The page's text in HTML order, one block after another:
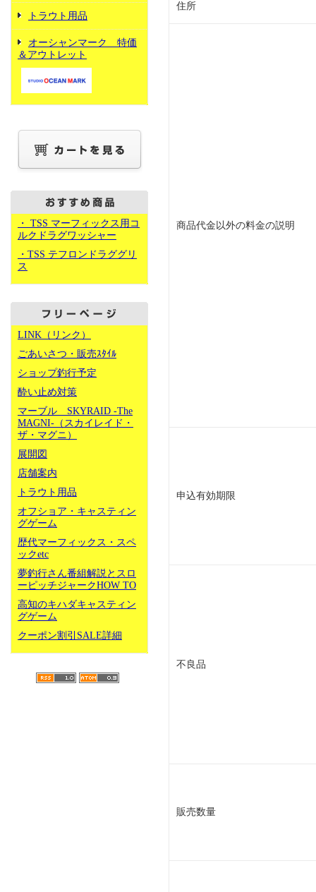
トラウト用品
オーシャンマーク 特価
＆アウトレット
・ TSS マーフィックス用コ
ルクドラグワッシャー
・TSS テフロンドラググリ
ス
LINK（リンク）
ごあいさつ・販売ｽﾀｲﾙ
ショップ釣行予定
酔い止め対策
マーブル SKYRAID -The
MAGNI-（スカイレイド・
ザ・マグニ）
展開図
店舗案内
トラウト用品
オフショア・キャスティン
グゲーム
歴代マーフィックス・スペ
ックetc
夢釣行さん番組解説とスロ
ーピッチジャークHOW TO
高知のキハダキャスティン
グゲーム
クーポン割引SALE詳細
住所
商品代金以外の料金の説明
申込有効期限
不良品
販売数量